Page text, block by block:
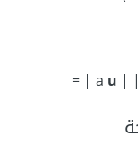
‪= | a u | |